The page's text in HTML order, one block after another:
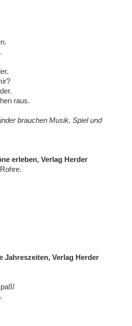
raus.
brauchen Musik, Spiel und
erleben, Verlag Herder
Jahreszeiten, Verlag Herder